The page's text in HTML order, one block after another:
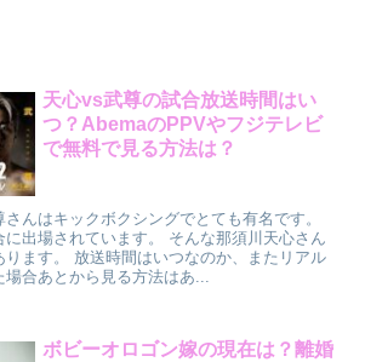
天心vs武尊の試合放送時間はい
つ？AbemaのPPVやフジテレビ
で無料で見る方法は？
んはキックボクシングでとても有名です。
に出場されています。 そんな那須川天心さん
ります。 放送時間はいつなのか、またリアル
場合あとから見る方法はあ...
ボビーオロゴン嫁の現在は？離婚